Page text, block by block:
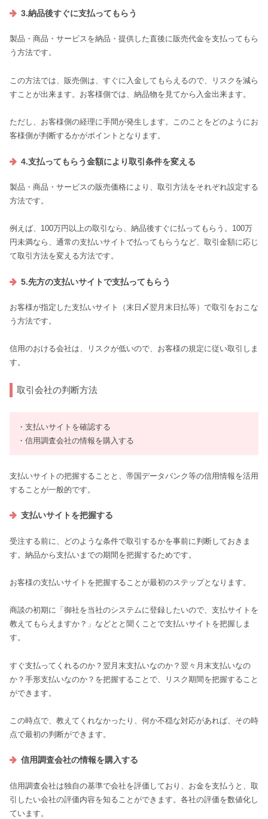
3.納品後すぐに支払ってもらう
製品・商品・サービスを納品・提供した直後に販売代金を支払ってもら
う方法です。
この方法では、販売側は、すぐに入金してもらえるので、リスクを減ら
すことが出来ます。お客様側では、納品物を見てから入金出来ます。
ただし、お客様側の経理に手間が発生します。このことをどのようにお
客様側が判断するかがポイントとなります。
4.支払ってもらう金額により取引条件を変える
製品・商品・サービスの販売価格により、取引方法をそれぞれ設定する
方法です。
例えば、100万円以上の取引なら、納品後すぐに払ってもらう。100万
円未満なら、通常の支払いサイトで払ってもらうなど、取引金額に応じ
て取引方法を変える方法です。
5.先方の支払いサイトで支払ってもらう
お客様が指定した支払いサイト（末日〆翌月末日払等）で取引をおこな
う方法です。
信用のおける会社は、リスクが低いので、お客様の規定に従い取引しま
す。
取引会社の判断方法
・支払いサイトを確認する
・信用調査会社の情報を購入する
支払いサイトの把握することと、帝国データバンク等の信用情報を活用
することが一般的です。
支払いサイトを把握する
受注する前に、どのような条件で取引するかを事前に判断しておきま
す。納品から支払いまでの期間を把握するためです。
お客様の支払いサイトを把握することが最初のステップとなります。
商談の初期に「御社を当社のシステムに登録したいので、支払サイトを
教えてもらえますか？」などとと聞くことで支払いサイトを把握しま
す。
すぐ支払ってくれるのか？翌月末支払いなのか？翌々月末支払いなの
か？手形支払いなのか？を把握することで、リスク期間を把握すること
ができます。
この時点で、教えてくれなかったり、何か不穏な対応があれば、その時
点で最初の判断ができます。
信用調査会社の情報を購入する
信用調査会社は独自の基準で会社を評価しており、お金を支払うと、取
引したい会社の評価内容を知ることができます。各社の評価を数値化し
ています。